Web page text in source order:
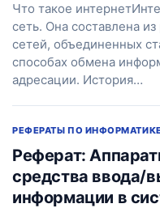
Что такое
сеть. Она составлена
сетей, объединенных
способах обмена
адресации. История…
РЕФЕРАТЫ ПО
Реферат:
средства ввода/
информации в